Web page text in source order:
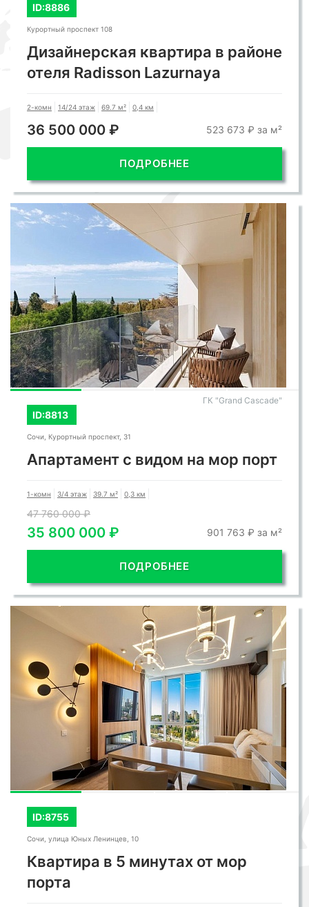
ID:8886
Курортный проспект 108
Дизайнерская квартира в районе
отеля Radisson Lazurnaya
2-комн 14/24 этаж 69.7 м² 0,4 км
36 500 000 ₽ 523 673 ₽ за м²
ПОДРОБНЕЕ
ID:8813
ГК "Grand Cascade"
Сочи, Курортный проспект, 31
Апартамент с видом на мор порт
1-комн 3/4 этаж 39.7 м² 0,3 км
47 760 000 ₽
35 800 000 ₽ 901 763 ₽ за м²
ПОДРОБНЕЕ
ID:8755
Сочи, улица Юных Ленинцев, 10
Квартира в 5 минутах от мор
порта